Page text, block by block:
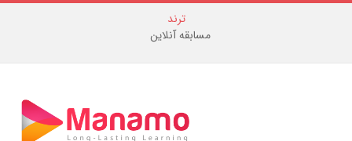
ترند
مسابقه آنلاین